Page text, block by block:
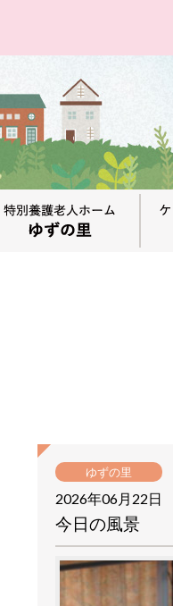
ゆずの里
2026年06月22日
今日の風景